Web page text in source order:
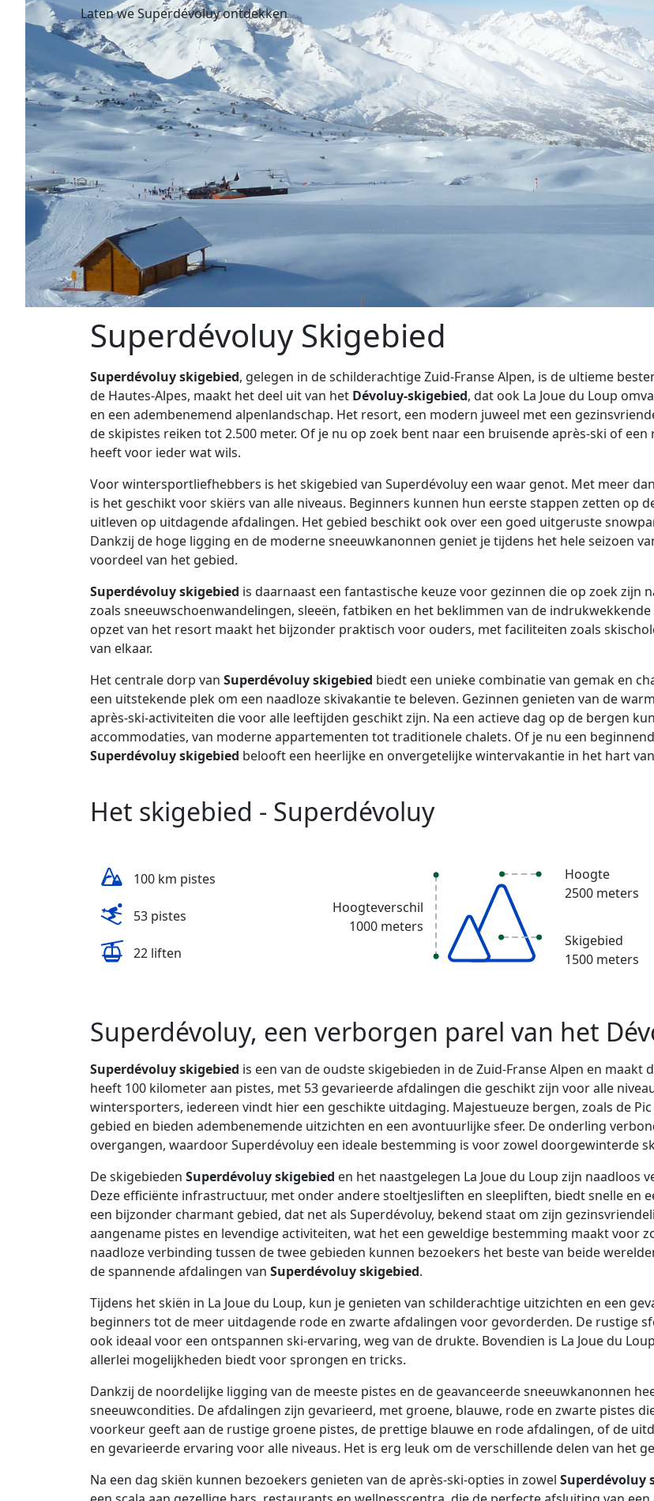
Laten we Superdévoluy ontdekken
Superdévoluy Skigebied
Superdévoluy skigebied, gelegen in de schilderachtige Zuid-Franse Alpen, is de ultieme
de Hautes-Alpes, maakt het deel uit van het Dévoluy-skigebied, dat ook La Joue du Loup
en een adembenemend alpenlandschap. Het resort, een modern juweel met een
de skipistes reiken tot 2.500 meter. Of je nu op zoek bent naar een bruisende après-ski of
heeft voor ieder wat wils.
Voor wintersportliefhebbers is het skigebied van Superdévoluy een waar genot. Met meer
is het geschikt voor skiërs van alle niveaus. Beginners kunnen hun eerste stappen zetten op
uitleven op uitdagende afdalingen. Het gebied beschikt ook over een goed uitgeruste
Dankzij de hoge ligging en de moderne sneeuwkanonnen geniet je tijdens het hele seizoen
voordeel van het gebied.
Superdévoluy skigebied is daarnaast een fantastische keuze voor gezinnen die op zoek
zoals sneeuwschoenwandelingen, sleeën, fatbiken en het beklimmen van de
opzet van het resort maakt het bijzonder praktisch voor ouders, met faciliteiten zoals
van elkaar.
Het centrale dorp van Superdévoluy skigebied biedt een unieke combinatie van gemak en
een uitstekende plek om een naadloze skivakantie te beleven. Gezinnen genieten van de
après-ski-activiteiten die voor alle leeftijden geschikt zijn. Na een actieve dag op de bergen
accommodaties, van moderne appartementen tot traditionele chalets. Of je nu een
Superdévoluy skigebied belooft een heerlijke en onvergetelijke wintervakantie in het hart
Het skigebied - Superdévoluy
100 km pistes
53 pistes
22 liften
Hoogteverschil
1000 meters
Hoogte
2500 meters
Skigebied
1500 meters
Superdévoluy, een verborgen parel van het
Superdévoluy skigebied is een van de oudste skigebieden in de Zuid-Franse Alpen en
heeft 100 kilometer aan pistes, met 53 gevarieerde afdalingen die geschikt zijn voor alle
wintersporters, iedereen vindt hier een geschikte uitdaging. Majestueuze bergen, zoals de
gebied en bieden adembenemende uitzichten en een avontuurlijke sfeer. De onderling
overgangen, waardoor Superdévoluy een ideale bestemming is voor zowel doorgewinterde
De skigebieden Superdévoluy skigebied en het naastgelegen La Joue du Loup zijn
Deze efficiënte infrastructuur, met onder andere stoeltjesliften en sleepliften, biedt snelle en
een bijzonder charmant gebied, dat net als Superdévoluy, bekend staat om zijn
aangename pistes en levendige activiteiten, wat het een geweldige bestemming maakt voor
naadloze verbinding tussen de twee gebieden kunnen bezoekers het beste van beide
de spannende afdalingen van Superdévoluy skigebied.
Tijdens het skiën in La Joue du Loup, kun je genieten van schilderachtige uitzichten en een
beginners tot de meer uitdagende rode en zwarte afdalingen voor gevorderden. De rustige
ook ideaal voor een ontspannen ski-ervaring, weg van de drukte. Bovendien is La Joue du
allerlei mogelijkheden biedt voor sprongen en tricks.
Dankzij de noordelijke ligging van de meeste pistes en de geavanceerde sneeuwkanonnen
sneeuwcondities. De afdalingen zijn gevarieerd, met groene, blauwe, rode en zwarte pistes
voorkeur geeft aan de rustige groene pistes, de prettige blauwe en rode afdalingen, of de
en gevarieerde ervaring voor alle niveaus. Het is erg leuk om de verschillende delen van het
Na een dag skiën kunnen bezoekers genieten van de après-ski-opties in zowel Superdévoluy